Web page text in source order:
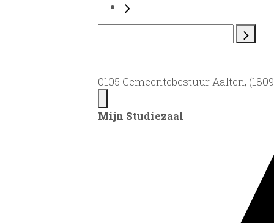
0105 Gemeentebestuur Aalten,
Mijn Studiezaal